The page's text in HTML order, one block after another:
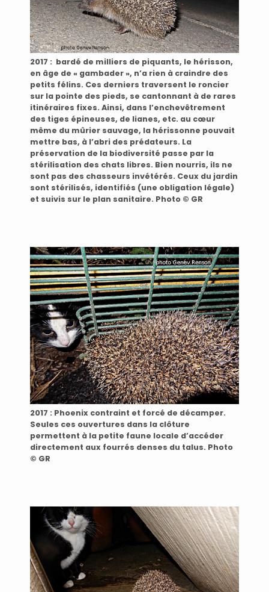
2017 : bardé de milliers de piquants, le hérisson,
en âge de « gambader », n’a rien à craindre des
petits félins. Ces derniers traversent le roncier
sur la pointe des pieds, se cantonnant à de rares
itinéraires fixes. Ainsi, dans l’enchevêtrement
des tiges épineuses, de lianes, etc. au cœur
même du mûrier sauvage, la hérissonne pouvait
mettre bas, à l’abri des prédateurs. La
préservation de la biodiversité passe par la
stérilisation des chats libres. Bien nourris, ils ne
sont pas des chasseurs invétérés. Ceux du jardin
sont stérilisés, identifiés (une obligation légale)
et suivis sur le plan sanitaire. Photo © GR
2017 : Phoenix contraint et forcé de décamper.
Seules ces ouvertures dans la clôture
permettent à la petite faune locale d’accéder
directement aux fourrés denses du talus. Photo
© GR